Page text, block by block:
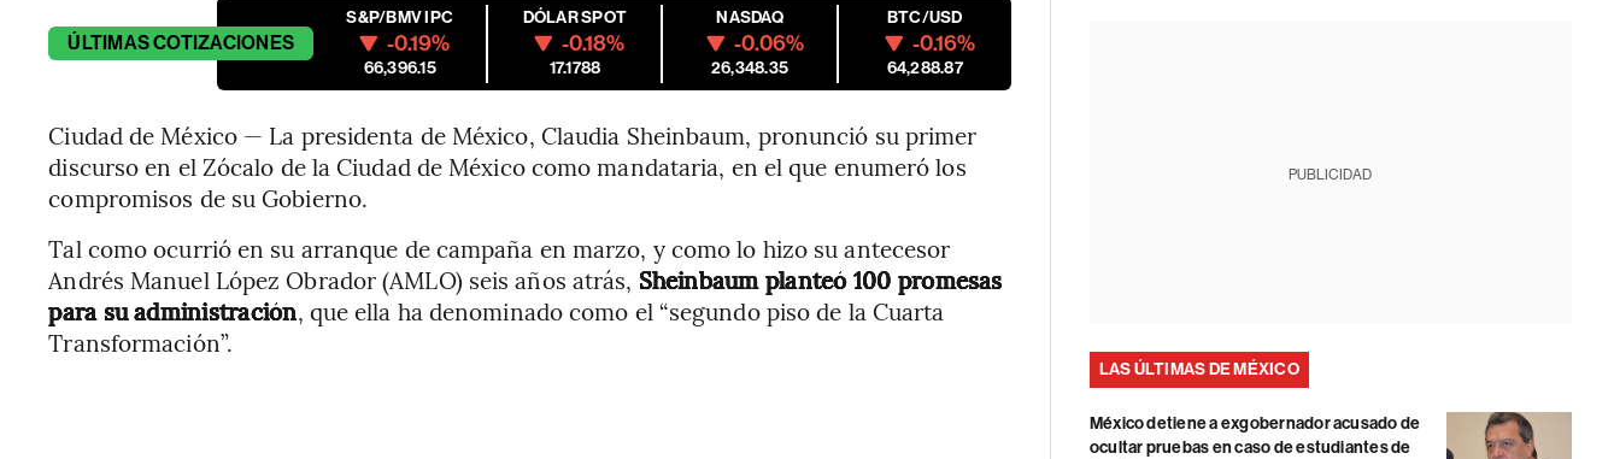
ÚLTIMASCOTIZACIONES
S&P/BMV IPC
-0.19%
66,396.15
DÓLAR SPOT
-0.18%
17.1788
NASDAQ
-0.06%
26,348.35
BTC/USD
-0.16%
64,288.87
Ciudad de México — La presidenta de México, Claudia Sheinbaum, pronunció su primer
discurso en el Zócalo de la Ciudad de México como mandataria, en el que enumeró los
compromisos de su Gobierno.
Tal como ocurrió en su arranque de campaña en marzo, y como lo hizo su antecesor
Andrés Manuel López Obrador (AMLO) seis años atrás, Sheinbaum planteó 100 promesas
para su administración, que ella ha denominado como el “segundo piso de la Cuarta
Transformación”.
PUBLICIDAD
LAS ÚLTIMAS DE MÉXICO
México detiene a exgobernador acusado de
ocultar pruebas en caso de estudiantes de